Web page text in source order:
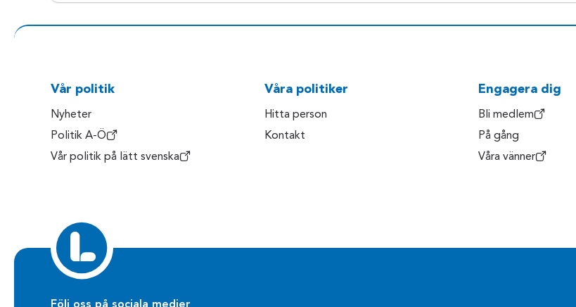
Vår politik
Nyheter
Politik A-Ö
Vår politik på lätt svenska
Våra politiker
Hitta person
Kontakt
Engagera dig
Bli medlem
På gång
Våra vänner